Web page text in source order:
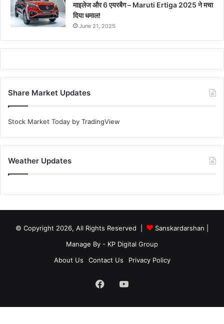
माइलेज और 6 एयरबैग – Maruti Ertiga 2025 ने मचा
दिया धमाल!
June 21, 2025
Share Market Updates
Stock Market Today by TradingView
Weather Updates
© Copyright 2026, All Rights Reserved | Sanskardarshan
Manage By - KP Digital Group
About Us
Contact Us Privacy Policy
FacebookYouTube